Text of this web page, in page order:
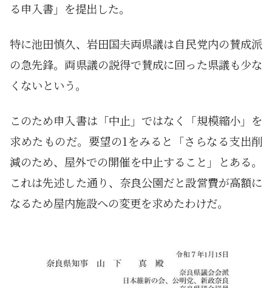
る申入書」を提出した。
特に池田慎久、岩田国夫両県議は自民党内の賛成派
の急先鋒。両県議の説得で賛成に回った県議も少な
くないという。
このため申入書は「中止」ではなく「規模縮小」を
求めたものだ。要望の1をみると「さらなる支出削
減のため、屋外での開催を中止すること」とある。
これは先述した通り、奈良公園だと設営費が高額に
なるため屋内施設への変更を求めたわけだ。